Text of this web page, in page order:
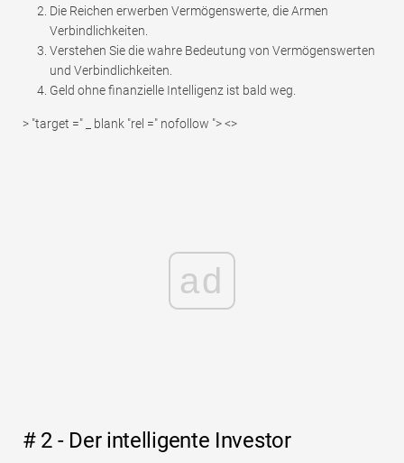
Die Reichen erwerben Vermögenswerte, die Armen
Verbindlichkeiten.
Verstehen Sie die wahre Bedeutung von Vermögenswerten
und Verbindlichkeiten.
Geld ohne finanzielle Intelligenz ist bald weg.
> "target =" _ blank "rel =" nofollow "> <>
ad
# 2 - Der intelligente Investor